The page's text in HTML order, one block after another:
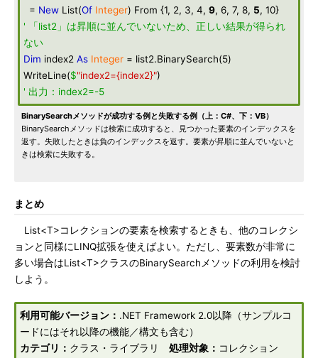
= New List(Of Integer) From {1, 2, 3, 4, 9, 6, 7, 8, 5, 10}
' 「list2」は昇順に並んでいないため、正しい結果が得られ
ない
Dim index2 As Integer = list2.BinarySearch(5)
WriteLine($"index2={index2}")
' 出力：index2=-5
BinarySearchメソッドが成功する例と失敗する例（上：C#、下：VB）
BinarySearchメソッドは検索に成功すると、見つかった要素のインデックスを
返す。失敗したときは負のインデックスを返す。要素が昇順に並んでいないと
きは検索に失敗する。
まとめ
List<T>コレクションの要素を検索するときも、他のコレクシ
ョンと同様にLINQ拡張を使えばよい。ただし、要素数が非常に
多い場合はList<T>クラスのBinarySearchメソッドの利用を検討
しよう。
利用可能バージョン： .NET Framework 2.0以降（サンプルコ
ードにはそれ以降の機能／構文も含む）
カテゴリ： クラス・ライブラリ 処理対象： コレクション